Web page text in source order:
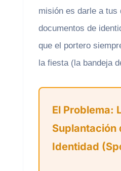
misión es darle a tus
documentos de
que el portero
la fiesta (la bandeja
El Problema:
Suplantación
Identidad